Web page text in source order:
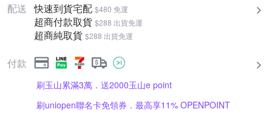
配送 快速到貨宅配 $480 免運
超商付款取貨 $288 出貨免運
超商純取貨 $288 出貨免運
付款
刷玉山累滿3萬．送2000玉山e point
刷uniopen聯名卡免領券．最高享11% OPENPOINT